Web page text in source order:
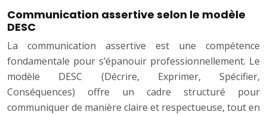
Communication assertive selon le modèle
DESC
La communication assertive est une compétence
fondamentale pour s’épanouir professionnellement. Le
modèle DESC (Décrire, Exprimer, Spécifier,
Conséquences) offre un cadre structuré pour
communiquer de manière claire et respectueuse, tout en